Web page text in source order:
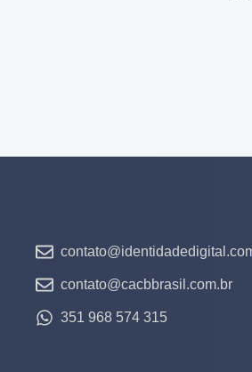
contato@cacbbrasil.com.br
351 968 574 315